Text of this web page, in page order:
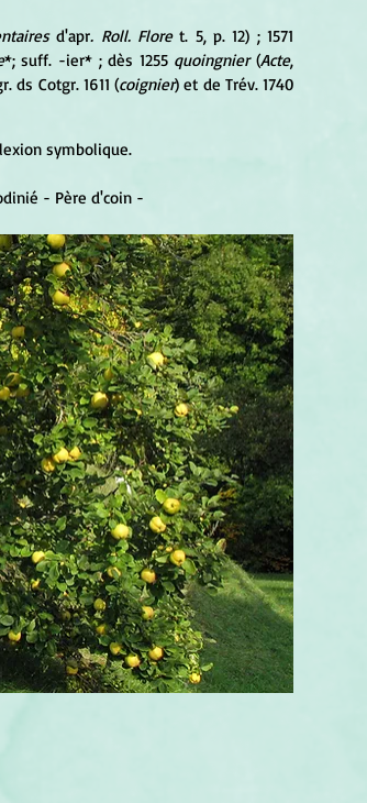
d'apr. Roll. Flore
*; suff. -ier* ; dès 1255 quoingnier (Acte,
ds Cotgr. 1611 (coignier) et de Trév. 1740
symbolique.
- Père d'coin -